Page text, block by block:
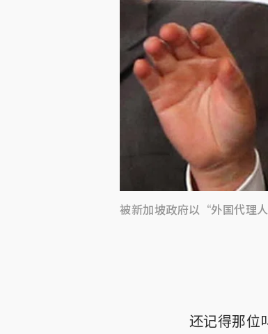
被新加坡政府以“外国代理
还记得那位